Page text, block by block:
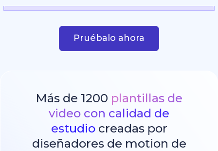
Pruébalo ahora
Más de 1200 plantillas de
video con calidad de
estudiocreadas por
diseñadores de motion de